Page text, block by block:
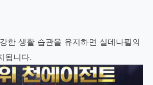
한 생활 습관을 유지하면 실데나필의
됩니다.